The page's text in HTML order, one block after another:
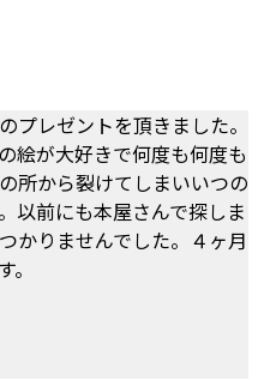
プレゼントを頂きました。
絵が大好きで何度も何度も
所から裂けてしまいいつの
以前にも本屋さんで探しま
かりませんでした。４ヶ月